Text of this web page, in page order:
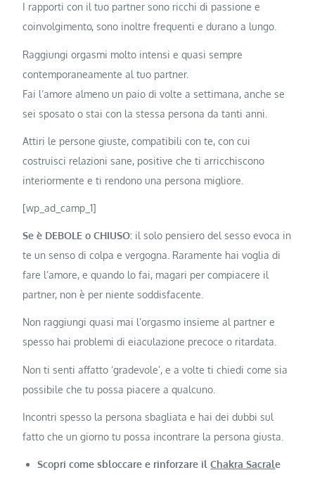
I rapporti con il tuo partner sono ricchi di passione e
coinvolgimento, sono inoltre frequenti e durano a lungo.
Raggiungi orgasmi molto intensi e quasi sempre
contemporaneamente al tuo partner.
Fai l’amore almeno un paio di volte a settimana, anche se
sei sposato o stai con la stessa persona da tanti anni.
Attiri le persone giuste, compatibili con te, con cui
costruisci relazioni sane, positive che ti arricchiscono
interiormente e ti rendono una persona migliore.
[wp_ad_camp_1]
Se è DEBOLE o CHIUSO: il solo pensiero del sesso evoca in
te un senso di colpa e vergogna. Raramente hai voglia di
fare l’amore, e quando lo fai, magari per compiacere il
partner, non è per niente soddisfacente.
Non raggiungi quasi mai l’orgasmo insieme al partner e
spesso hai problemi di eiaculazione precoce o ritardata.
Non ti senti affatto ‘gradevole’, e a volte ti chiedi come sia
possibile che tu possa piacere a qualcuno.
Incontri spesso la persona sbagliata e hai dei dubbi sul
fatto che un giorno tu possa incontrare la persona giusta.
Scopri come sbloccare e rinforzare il Chakra Sacrale